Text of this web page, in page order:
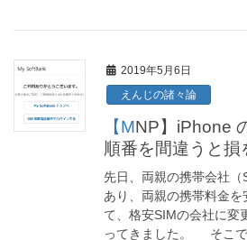
2019年5月6日
えんじの諸々論
【MNP】iPhone のSIMロック解除。
順番を間違うと損
先日、両親の携帯会社
あり、両親の携帯料金
て、格安SIMの会社に変
ってきました。 そこで